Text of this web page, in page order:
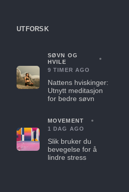
UTFORSK
SØVN OG
HVILE
9 TIMER AGO
Nattens hviskinger:
Utnytt meditasjon
for bedre søvn
MOVEMENT
1 DAG AGO
Slik bruker du
bevegelse for å
lindre stress